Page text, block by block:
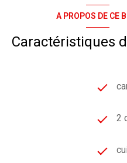
A PROPOS DE CE
Caractéristiques
2